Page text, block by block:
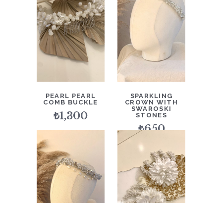
PEARL PEARL
COMB BUCKLE
₺1,300
SPARKLING
CROWN WITH
SWAROSKI
STONES
₺650